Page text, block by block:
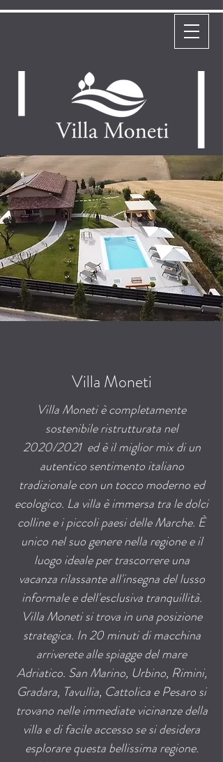
Villa Moneti
Villa Moneti è completamente
sostenibile ristrutturata nel
2020/2021 ed è il miglior mix di un
autentico sentimento italiano
tradizionale con un tocco moderno ed
ecologico. La villa è immersa tra le dolci
colline e i piccoli paesi delle Marche. È
unico nel suo genere nella regione e il
luogo ideale per trascorrere una
vacanza rilassante all'insegna del lusso
informale e dell'esclusiva tranquillità.
Villa Moneti si trova in una posizione
strategica. In 20 minuti di macchina
arriverete alle spiagge del mare
Adriatico. San Marino, Urbino, Rimini,
Gradara, Tavullia, Cattolica e Pesaro si
trovano nelle immediate vicinanze della
villa e di facile accesso se si desidera
esplorare questa bellissima regione.